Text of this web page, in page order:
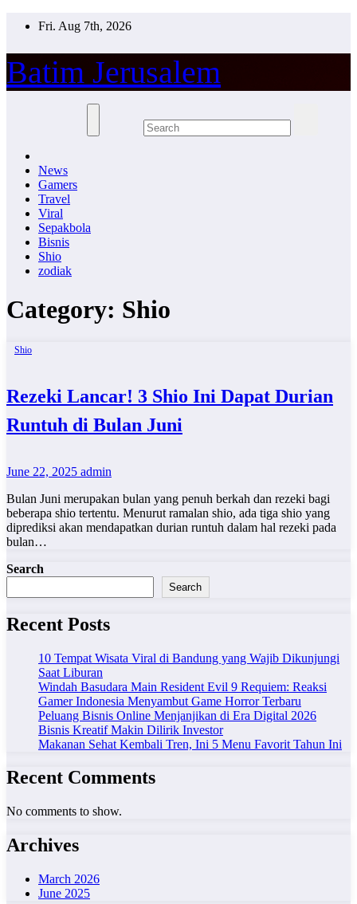
Fri. Aug 7th, 2026
Batim Jerusalem
News
Gamers
Travel
Viral
Sepakbola
Bisnis
Shio
zodiak
Category: Shio
Shio
Rezeki Lancar! 3 Shio Ini Dapat Durian
Runtuh di Bulan Juni
June 22, 2025 admin
Bulan Juni merupakan bulan yang penuh berkah dan rezeki bagi
beberapa shio tertentu. Menurut ramalan shio, ada tiga shio yang
diprediksi akan mendapatkan durian runtuh dalam hal rezeki pada
bulan…
Search
Search
Recent Posts
10 Tempat Wisata Viral di Bandung yang Wajib Dikunjungi
Saat Liburan
Windah Basudara Main Resident Evil 9 Requiem: Reaksi
Gamer Indonesia Menyambut Game Horror Terbaru
Peluang Bisnis Online Menjanjikan di Era Digital 2026
Bisnis Kreatif Makin Dilirik Investor
Makanan Sehat Kembali Tren, Ini 5 Menu Favorit Tahun Ini
Recent Comments
No comments to show.
Archives
March 2026
June 2025